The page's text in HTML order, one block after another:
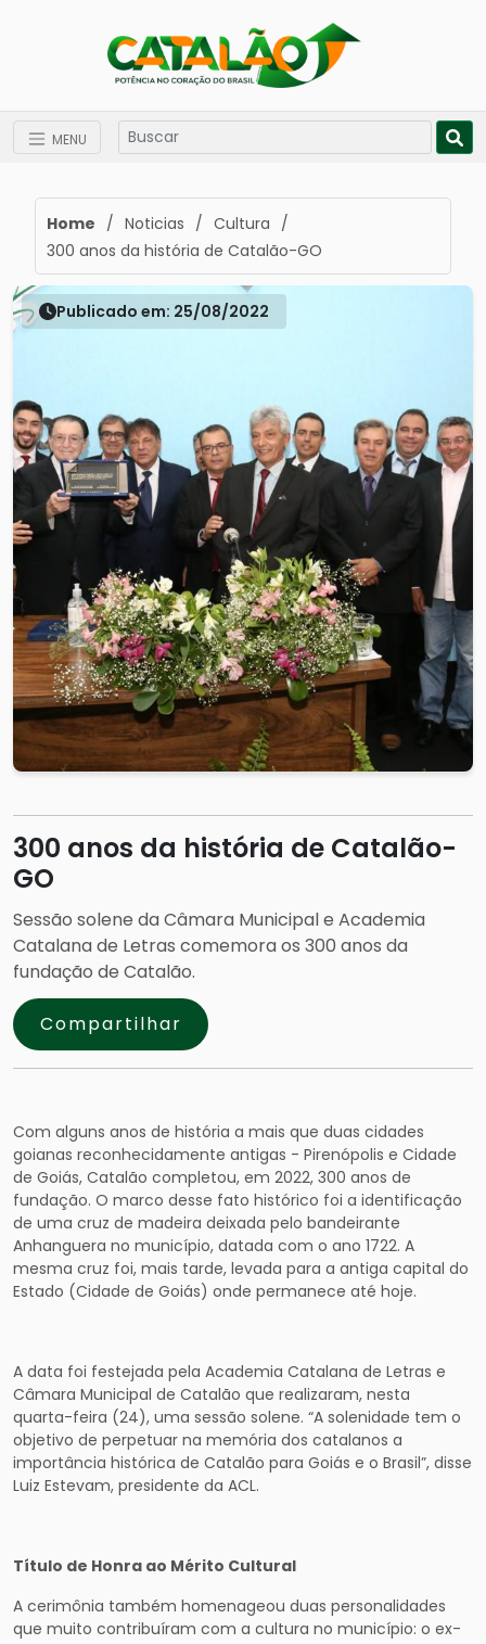
MENU
Home / Noticias / Cultura /
300 anos da história de Catalão-GO
Publicado em: 25/08/2022
300 anos da história de Catalão-
GO
Sessão solene da Câmara Municipal e Academia
Catalana de Letras comemora os 300 anos da
fundação de Catalão.
Compartilhar
Com alguns anos de história a mais que duas cidades
goianas reconhecidamente antigas - Pirenópolis e Cidade
de Goiás, Catalão completou, em 2022, 300 anos de
fundação. O marco desse fato histórico foi a identificação
de uma cruz de madeira deixada pelo bandeirante
Anhanguera no município, datada com o ano 1722. A
mesma cruz foi, mais tarde, levada para a antiga capital do
Estado (Cidade de Goiás) onde permanece até hoje.
A data foi festejada pela Academia Catalana de Letras e
Câmara Municipal de Catalão que realizaram, nesta
quarta-feira (24), uma sessão solene. “A solenidade tem o
objetivo de perpetuar na memória dos catalanos a
importância histórica de Catalão para Goiás e o Brasil”, disse
Luiz Estevam, presidente da ACL.
Título de Honra ao Mérito Cultural
A cerimônia também homenageou duas personalidades
que muito contribuíram com a cultura no município: o ex-